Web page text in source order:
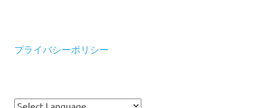
プライバシーポリシー